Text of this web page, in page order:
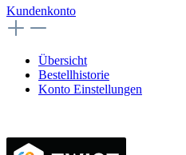
Kundenkonto
Übersicht
Bestellhistorie
Konto Einstellungen